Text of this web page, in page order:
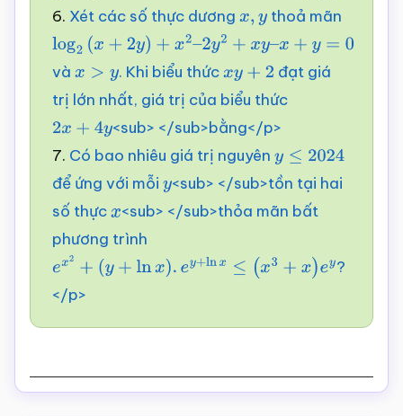
6. Xét các số thực dương x,y thoả mãn
log2 (x+2y)+x 2–
2y 2+ xy –x+y=0
và x> y . Khi biểu thứcxy+2
đạt giá
trị lớn nhất, giá trị của biểu thức
2x +4 y
<sub> </sub>bằng</p>
7. Có bao nhiêu giá trị nguyên y ≤2024
để ứng với mỗi y<sub> </sub>tồn tại hai
số thựcx<sub> </sub>thỏa mãn bất
phương trình
ex +( y+lnx ).ey+lnx≤ (x3 +x ey
?
</p>